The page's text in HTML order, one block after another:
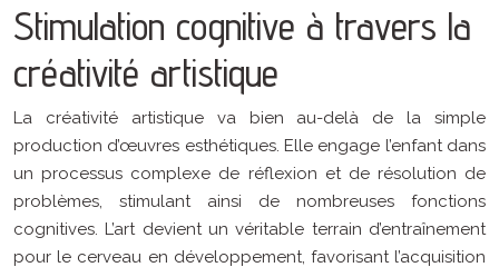
Stimulation cognitive à travers la
créativité artistique
La créativité artistique va bien au-delà de la simple
production d’œuvres esthétiques. Elle engage l’enfant dans
un processus complexe de réflexion et de résolution de
problèmes, stimulant ainsi de nombreuses fonctions
cognitives. L’art devient un véritable terrain d’entraînement
pour le cerveau en développement, favorisant l’acquisition